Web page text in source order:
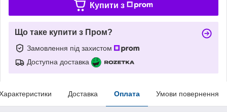
Купити з
Що таке купити з Пром?
Замовлення під захистом
Доступна доставка
Доставка Оплата Умови повернення